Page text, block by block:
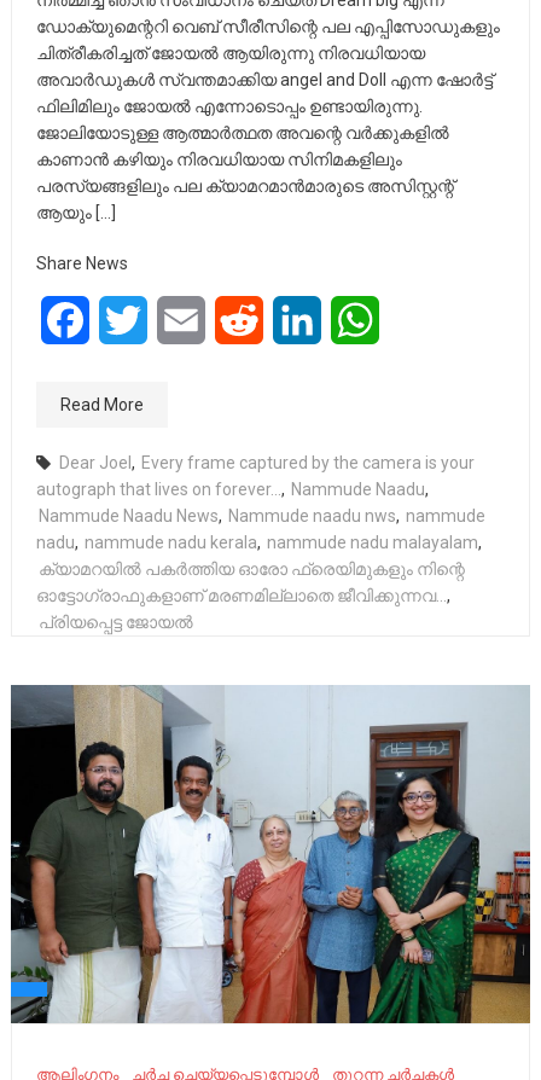
ഡോക്യുമെന്ററി വെബ് സീരീസിന്റെ പല എപ്പിസോഡുകളും
ചിത്രീകരിച്ചത് ജോയൽ ആയിരുന്നു നിരവധിയായ
അവാർഡുകൾ സ്വന്തമാക്കിയ angel and Doll എന്ന ഷോർട്ട്
ഫിലിമിലും ജോയൽ എന്നോടൊപ്പം ഉണ്ടായിരുന്നു.
ജോലിയോടുള്ള ആത്മാർത്ഥത അവന്റെ വർക്കുകളിൽ
കാണാൻ കഴിയും നിരവധിയായ സിനിമകളിലും
പരസ്യങ്ങളിലും പല ക്യാമറമാന്‍മാരുടെ അസിസ്റ്റന്റ്
ആയും […]
Share News
FacebookTwitter Email Reddit LinkedIn
Read More
Dear Joel, Every frame captured by the camera is your
autograph that lives on forever..., Nammude Naadu,
Nammude Naadu News, Nammude naadu nws, nammude
nadu, nammude nadu kerala, nammude nadu malayalam,
ക്യാമറയിൽ പകർത്തിയ ഓരോ ഫ്രെയിമുകളും നിന്റെ
ഓട്ടോഗ്രാഫുകളാണ് മരണമില്ലാതെ ജീവിക്കുന്നവ...,
പ്രിയപ്പെട്ട ജോയൽ
ആലിംഗനം ചർച്ച ചെയ്യപ്പെടുമ്പോൾ
തുറന്ന ചർച്ചകൾ